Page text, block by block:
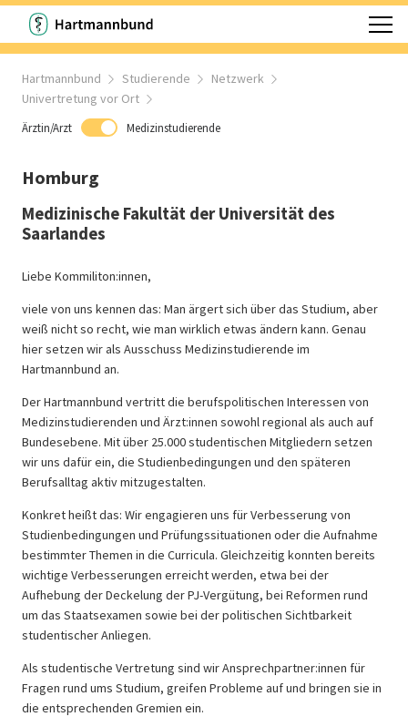
Hartmannbund Studierende
Netzwerk
Univertretung vor Ort
Ärztin/Arzt Medizinstudierende
Homburg
Medizinische Fakultät der Universität des
Saarlandes
Liebe Kommiliton:innen,
viele von uns kennen das: Man ärgert sich über das Studium, aber
weiß nicht so recht, wie man wirklich etwas ändern kann. Genau
hier setzen wir als Ausschuss Medizinstudierende im
Hartmannbund an.
Der Hartmannbund vertritt die berufspolitischen Interessen von
Medizinstudierenden und Ärzt:innen sowohl regional als auch auf
Bundesebene. Mit über 25.000 studentischen Mitgliedern setzen
wir uns dafür ein, die Studienbedingungen und den späteren
Berufsalltag aktiv mitzugestalten.
Konkret heißt das: Wir engagieren uns für Verbesserung von
Studienbedingungen und Prüfungssituationen oder die Aufnahme
bestimmter Themen in die Curricula. Gleichzeitig konnten bereits
wichtige Verbesserungen erreicht werden, etwa bei der
Aufhebung der Deckelung der PJ-Vergütung, bei Reformen rund
um das Staatsexamen sowie bei der politischen Sichtbarkeit
studentischer Anliegen.
Als studentische Vertretung sind wir Ansprechpartner:innen für
Fragen rund ums Studium, greifen Probleme auf und bringen sie in
die entsprechenden Gremien ein.